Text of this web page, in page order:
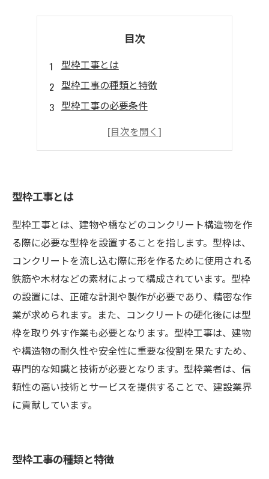
目次
型枠工事とは
型枠工事の種類と特徴
型枠工事の必要条件
型枠工事における施工方法と注意点
型枠工事とは
型枠工事とは、建物や橋などのコンクリート構造物を作
る際に必要な型枠を設置することを指します。型枠は、
コンクリートを流し込む際に形を作るために使用される
鉄筋や木材などの素材によって構成されています。型枠
の設置には、正確な計測や製作が必要であり、精密な作
業が求められます。また、コンクリートの硬化後には型
枠を取り外す作業も必要となります。型枠工事は、建物
や構造物の耐久性や安全性に重要な役割を果たすため、
専門的な知識と技術が必要となります。型枠業者は、信
頼性の高い技術とサービスを提供することで、建設業界
に貢献しています。
型枠工事の種類と特徴